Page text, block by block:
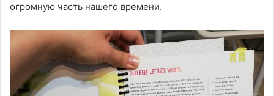
огромную часть нашего времени.